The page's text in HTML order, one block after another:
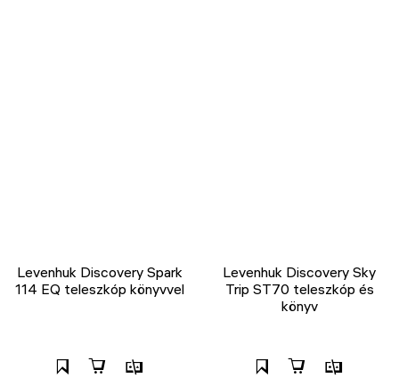
Levenhuk Discovery Spark
114 EQ teleszkóp könyvvel
Levenhuk Discovery Sky
Trip ST70 teleszkóp és
könyv